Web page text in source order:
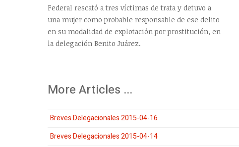
Federal rescató a tres víctimas de trata y detuvo a
una mujer como probable responsable de ese delito
en su modalidad de explotación por prostitución, en
la delegación Benito Juárez.
More Articles ...
Breves Delegacionales 2015-04-16
Breves Delegacionales 2015-04-14